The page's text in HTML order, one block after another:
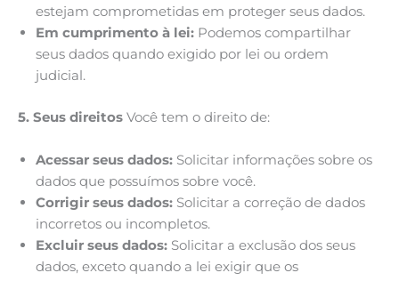
estejam comprometidas em proteger seus dados.
Em cumprimento à lei: Podemos compartilhar
seus dados quando exigido por lei ou ordem
judicial.
5. Seus direitos Você tem o direito de:
Acessar seus dados: Solicitar informações sobre os
dados que possuímos sobre você.
Corrigir seus dados: Solicitar a correção de dados
incorretos ou incompletos.
Excluir seus dados: Solicitar a exclusão dos seus
dados, exceto quando a lei exigir que os